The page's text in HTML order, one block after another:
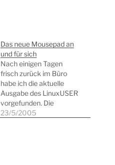
Das neue Mousepad an
und für sich
Nach einigen Tagen
frisch zurück im Büro
habe ich die aktuelle
Ausgabe des LinuxUSER
vorgefunden. Die
Redaktion feiert das
23/5/2005